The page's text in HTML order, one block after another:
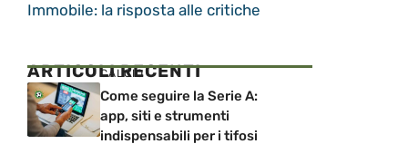
Immobile: la risposta alle critiche
ARTICOLI RECENTI
CALCIO
Come seguire la Serie A:
app, siti e strumenti
indispensabili per i tifosi